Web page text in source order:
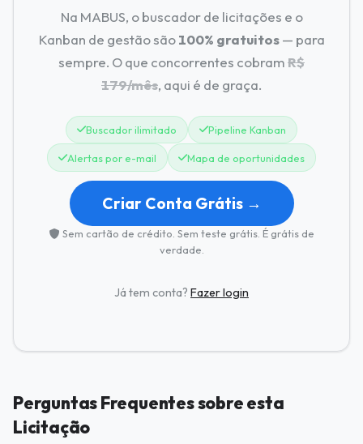
Na MABUS, o buscador de licitações e o
Kanban de gestão são100% gratuitos— para
sempre. O que concorrentes cobramR$
179/mês, aqui é de graça.
Buscador ilimitado Pipeline Kanban
Alertas por e-mail Mapa de oportunidades
Criar Conta Grátis →
Sem cartão de crédito. Sem teste grátis. É grátis de
verdade.
Já tem conta? Fazer login
Perguntas Frequentes sobre esta
Licitação